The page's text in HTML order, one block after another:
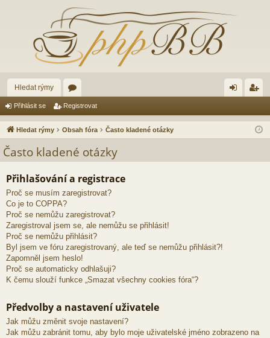
Hledat rýmy
ór
a lá
se
ist
va
Přihlásit se Registrovat
Hledat rýmy Obsah fóra Často kladené otázky
Často kladené otázky
Přihlašování a registrace
Proč se musím zaregistrovat?
Co je to COPPA?
Proč se nemůžu zaregistrovat?
Zaregistroval jsem se, ale nemůžu se přihlásit!
Proč se nemůžu přihlásit?
Byl jsem ve fóru zaregistrovaný, ale teď se nemůžu přihlásit?!
Zapomněl jsem heslo!
Proč se automaticky odhlašuji?
K čemu slouží funkce „Smazat všechny cookies fóra“?
Předvolby a nastavení uživatele
Jak můžu změnit svoje nastavení?
Jak můžu zabránit tomu, aby bylo moje uživatelské jméno zobrazeno na